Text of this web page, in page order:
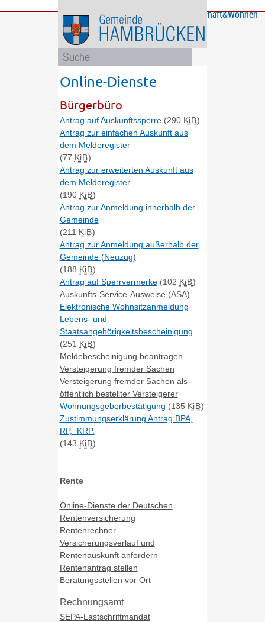
Bürgerservice
GemeindeBildung
und
Soziales
Rathaus
und
Politik
Wirtschaft&Wohnen
Online-Dienste
Bürgerbüro
Antrag auf Auskunftssperre(290 KiB)
Antrag zur einfachen Auskunft aus
dem Melderegister
(77 KiB)
Antrag zur erweiterten Auskunft aus
dem Melderegister
(190 KiB)
Antrag zur Anmeldung innerhalb der
Gemeinde
(211 KiB)
Antrag zur Anmeldung außerhalb der
Gemeinde (Neuzug)
(188 KiB)
Antrag auf Sperrvermerke(102 KiB)
Auskunfts-Service-Ausweise (ASA)
Elektronische Wohnsitzanmeldung
Lebens- und
Staatsangehörigkeitsbescheinigung
(251 KiB)
Meldebescheinigung beantragen
Versteigerung fremder Sachen
Versteigerung fremder Sachen als
öffentlich bestellter Versteigerer
Wohnungsgeberbestätigung (135 KiB)
Zustimmungserklärung Antrag BPA,
RP, KRP.
(143 KiB)
Rente
Online-Dienste der Deutschen
Rentenversicherung
Rentenrechner
Versicherungsverlauf und
Rentenauskunft anfordern
Rentenantrag stellen
Beratungsstellen vor Ort
Rechnungsamt
SEPA-Lastschriftmandat